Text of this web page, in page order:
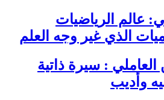
عالم الرياضيات
الذي غير وجه العلم
العاملي : سيرة ذاتية
وأديب